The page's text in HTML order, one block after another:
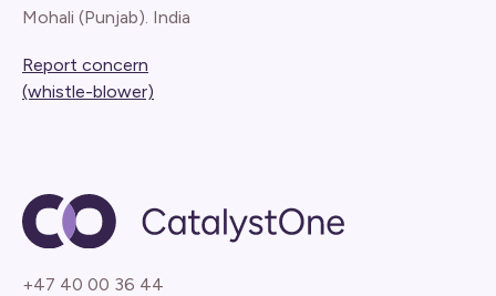
Mohali (Punjab). India
Report concern
(whistle-blower)
+47 40 00 36 44